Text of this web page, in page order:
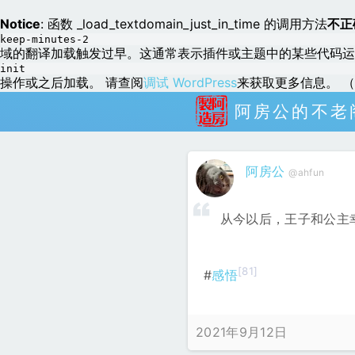
Notice: 函数 _load_textdomain_just_in_time 的调用方法不
keep-minutes-2
域的翻译加载触发过早。这通常表示插件或主题中的某些代码
init
操作或之后加载。 请查阅调试 WordPress来获取更多信息。
阿房公的不老
阿房公 @ahfun
从今以后，王子和公主
#感悟[81]
2021年9月12日